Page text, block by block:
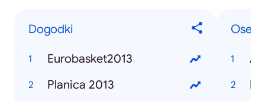
Dogodki
Eurobasket2013
Planica 2013
Osebe